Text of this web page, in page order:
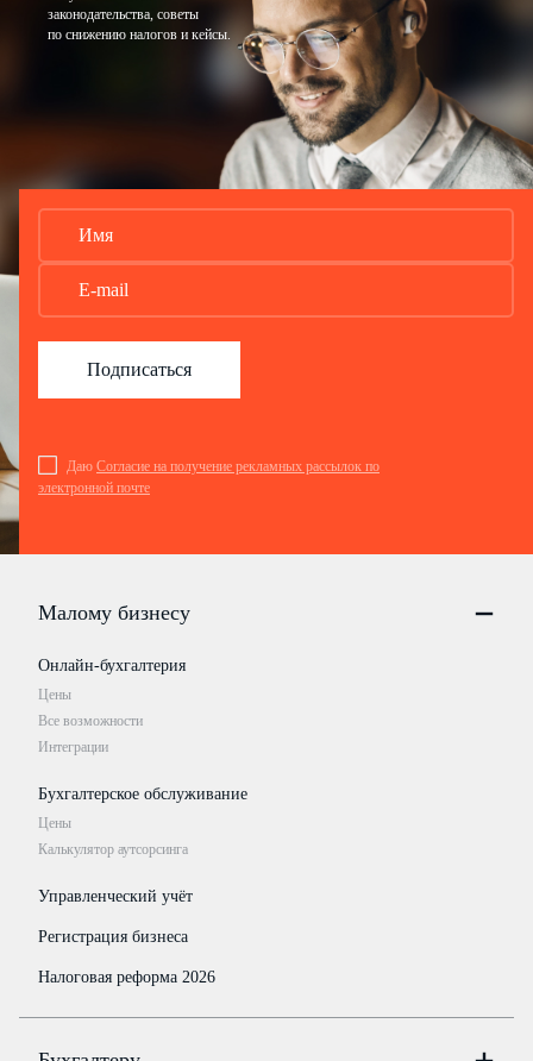
законодательства, советы
по снижению налогов и кейсы.
Даю Согласие на получение рекламных рассылок по
электронной почте
Подписаться
Малому бизнесу
Онлайн-бухгалтерия
Цены
Все возможности
Интеграции
Бухгалтерское обслуживание
Цены
Калькулятор аутсорсинга
Управленческий учёт
Регистрация бизнеса
Налоговая реформа 2026